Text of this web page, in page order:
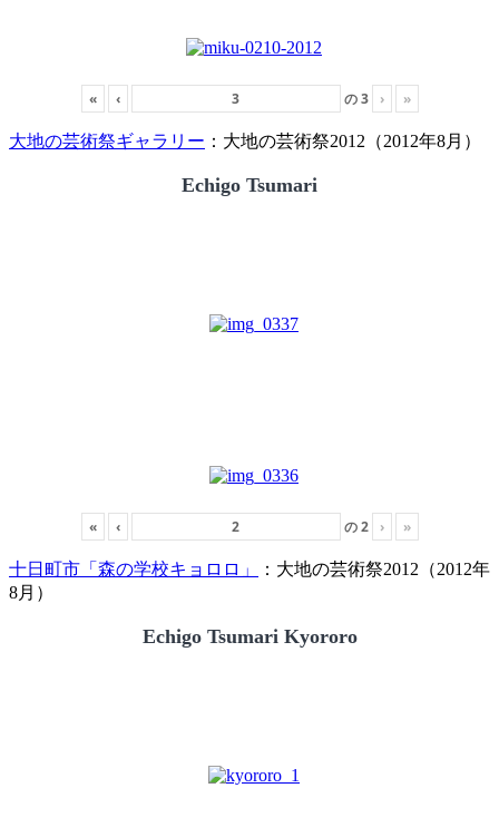
« ‹ の3 › »
大地の芸術祭ギャラリー ：大地の芸術祭2012（2012年8月）
Echigo Tsumari
« ‹ の2 › »
十日町市「森の学校キョロロ」
：大地の芸術祭2012（2012年
8月）
Echigo Tsumari Kyororo